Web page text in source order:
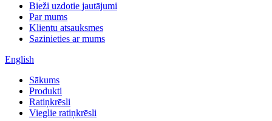
Bieži uzdotie jautājumi
Par mums
Klientu atsauksmes
Sazinieties ar mums
English
Sākums
Produkti
Ratiņkrēsli
Vieglie ratiņkrēsli